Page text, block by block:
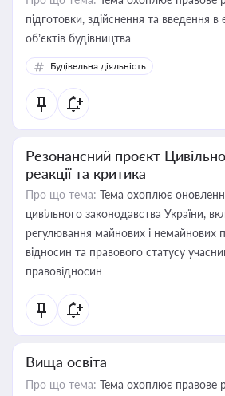
підготовки, здійснення та введення в
об’єктів будівництва
Будівельна діяльність
Резонансний проєкт
реакції та критика
Про що тема: Тема охоплює
цивільного законодавства України,
регулювання майнових і немайнових
відносин та правового статусу
правовідносин
Вища освіта
Про що тема: Тема охоплює правове